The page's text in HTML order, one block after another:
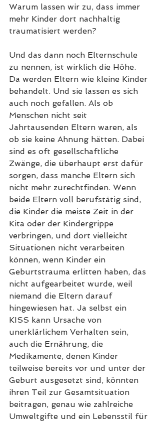
Warum lassen wir zu, dass immer
mehr Kinder dort nachhaltig
traumatisiert werden?
Und das dann noch Elternschule
zu nennen, ist wirklich die Höhe.
Da werden Eltern wie kleine Kinder
behandelt. Und sie lassen es sich
auch noch gefallen. Als ob
Menschen nicht seit
Jahrtausenden Eltern waren, als
ob sie keine Ahnung hätten. Dabei
sind es oft gesellschaftliche
Zwänge, die überhaupt erst dafür
sorgen, dass manche Eltern sich
nicht mehr zurechtfinden. Wenn
beide Eltern voll berufstätig sind,
die Kinder die meiste Zeit in der
Kita oder der Kindergrippe
verbringen, und dort vielleicht
Situationen nicht verarbeiten
können, wenn Kinder ein
Geburtstrauma erlitten haben, das
nicht aufgearbeitet wurde, weil
niemand die Eltern darauf
hingewiesen hat. Ja selbst ein
KISS kann Ursache von
unerklärlichem Verhalten sein,
auch die Ernährung, die
Medikamente, denen Kinder
teilweise bereits vor und unter der
Geburt ausgesetzt sind, könnten
ihren Teil zur Gesamtsituation
beitragen, genau wie zahlreiche
Umweltgifte und ein Lebensstil für